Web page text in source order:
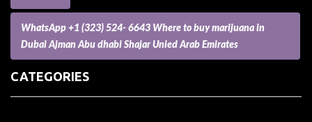
WhatsApp +1 (323) 524- 6643 Where to buy marijuana in
Dubai Ajman Abu dhabi Shajar Unied Arab Emirates
CATEGORIES